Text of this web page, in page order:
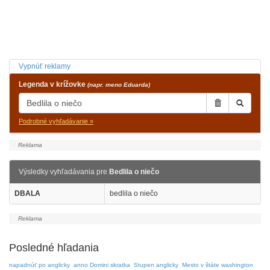
Vypnúť reklamy
Legenda v krížovke (napr. meno Eduarda)
Podrobné vyhľadávanie »
Výsledky vyhľadávania pre Bedlila o niečo
DBALA bedlila o niečo
Posledné hľadania
napadnúť po anglicky anno Domini skratka Stupen anglicky Mesto v štáte washington